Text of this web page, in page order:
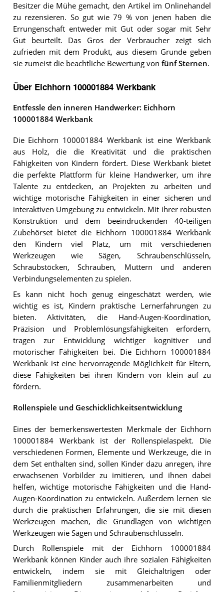
Besitzer die Mühe gemacht, den Artikel im Onlinehandel
zu rezensieren. So gut wie 79 % von jenen haben die
Errungenschaft entweder mit Gut oder sogar mit Sehr
Gut beurteilt. Das Gros der Verbraucher zeigt sich
zufrieden mit dem Produkt, aus diesem Grunde geben
sie zumeist die beachtliche Bewertung von fünf Sternen.
Über Eichhorn 100001884 Werkbank
Entfessle den inneren Handwerker: Eichhorn
100001884 Werkbank
Die Eichhorn 100001884 Werkbank ist eine Werkbank
aus Holz, die die Kreativität und die praktischen
Fähigkeiten von Kindern fördert. Diese Werkbank bietet
die perfekte Plattform für kleine Handwerker, um ihre
Talente zu entdecken, an Projekten zu arbeiten und
wichtige motorische Fähigkeiten in einer sicheren und
interaktiven Umgebung zu entwickeln. Mit ihrer robusten
Konstruktion und dem beeindruckenden 40-teiligen
Zubehörset bietet die Eichhorn 100001884 Werkbank
den Kindern viel Platz, um mit verschiedenen
Werkzeugen wie Sägen, Schraubenschlüsseln,
Schraubstöcken, Schrauben, Muttern und anderen
Verbindungselementen zu spielen.
Es kann nicht hoch genug eingeschätzt werden, wie
wichtig es ist, Kindern praktische Lernerfahrungen zu
bieten. Aktivitäten, die Hand-Augen-Koordination,
Präzision und Problemlösungsfähigkeiten erfordern,
tragen zur Entwicklung wichtiger kognitiver und
motorischer Fähigkeiten bei. Die Eichhorn 100001884
Werkbank ist eine hervorragende Möglichkeit für Eltern,
diese Fähigkeiten bei ihren Kindern von klein auf zu
fördern.
Rollenspiele und Geschicklichkeitsentwicklung
Eines der bemerkenswertesten Merkmale der Eichhorn
100001884 Werkbank ist der Rollenspielaspekt. Die
verschiedenen Formen, Elemente und Werkzeuge, die in
dem Set enthalten sind, sollen Kinder dazu anregen, ihre
erwachsenen Vorbilder zu imitieren, und ihnen dabei
helfen, wichtige motorische Fähigkeiten und die Hand-
Augen-Koordination zu entwickeln. Außerdem lernen sie
durch die praktischen Erfahrungen, die sie mit diesen
Werkzeugen machen, die Grundlagen von wichtigen
Werkzeugen wie Sägen und Schraubenschlüsseln.
Durch Rollenspiele mit der Eichhorn 100001884
Werkbank können Kinder auch ihre sozialen Fähigkeiten
entwickeln, indem sie mit Gleichaltrigen oder
Familienmitgliedern zusammenarbeiten und